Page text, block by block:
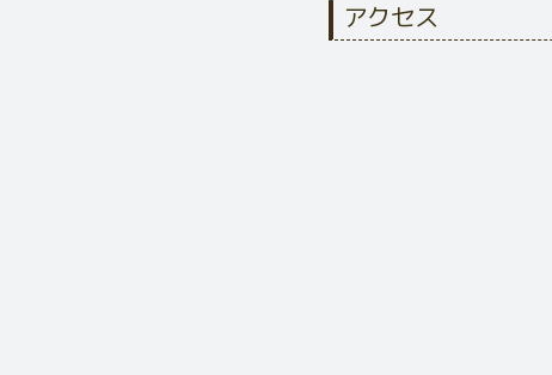
アクセス